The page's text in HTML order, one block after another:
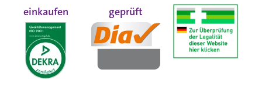
einkaufen
geprüft